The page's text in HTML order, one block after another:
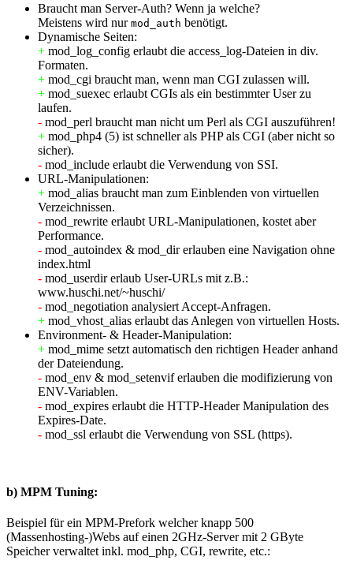
Braucht man Server-Auth? Wenn ja welche?
Meistens wird nur mod_auth benötigt.
Dynamische Seiten:
+ mod_log_config erlaubt die access_log-Dateien in div.
Formaten.
+ mod_cgi braucht man, wenn man CGI zulassen will.
+ mod_suexec erlaubt CGIs als ein bestimmter User zu
laufen.
- mod_perl braucht man nicht um Perl als CGI auszuführen!
+ mod_php4 (5) ist schneller als PHP als CGI (aber nicht so
sicher).
- mod_include erlaubt die Verwendung von SSI.
URL-Manipulationen:
+ mod_alias braucht man zum Einblenden von virtuellen
Verzeichnissen.
- mod_rewrite erlaubt URL-Manipulationen, kostet aber
Performance.
- mod_autoindex & mod_dir erlauben eine Navigation ohne
index.html
- mod_userdir erlaub User-URLs mit z.B.:
www.huschi.net/~huschi/
- mod_negotiation analysiert Accept-Anfragen.
+ mod_vhost_alias erlaubt das Anlegen von virtuellen Hosts.
Environment- & Header-Manipulation:
+ mod_mime setzt automatisch den richtigen Header anhand
der Dateiendung.
- mod_env & mod_setenvif erlauben die modifizierung von
ENV-Variablen.
- mod_expires erlaubt die HTTP-Header Manipulation des
Expires-Date.
- mod_ssl erlaubt die Verwendung von SSL (https).
b) MPM Tuning:
Beispiel für ein MPM-Prefork welcher knapp 500
(Massenhosting-)Webs auf einen 2GHz-Server mit 2 GByte
Speicher verwaltet inkl. mod_php, CGI, rewrite, etc.: